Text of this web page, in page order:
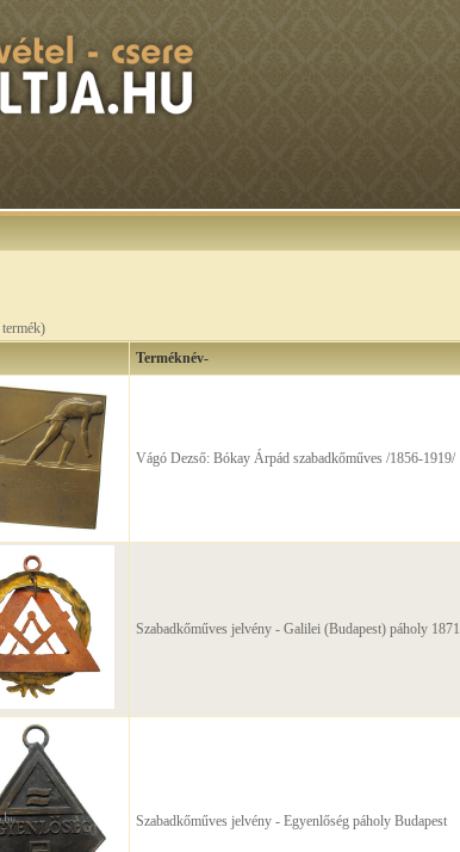
termék)
Terméknév-
Vágó Dezső: Bókay Árpád szabadkőműves /1856-1919/
Szabadkőműves jelvény - Galilei (Budapest) páholy 1871
Szabadkőműves jelvény - Egyenlőség páholy Budapest